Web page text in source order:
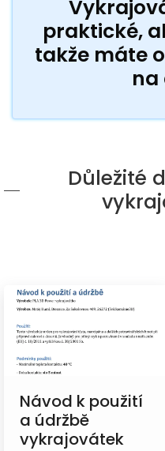
praktické,
takže máte
na
Důležité
Návod k použití
a údržbě
vykrajovátek